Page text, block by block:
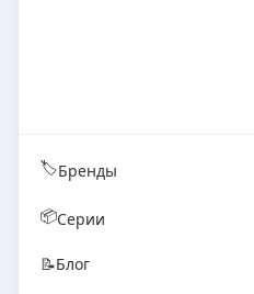
🏷️Бренды
📦Серии
📝Блог